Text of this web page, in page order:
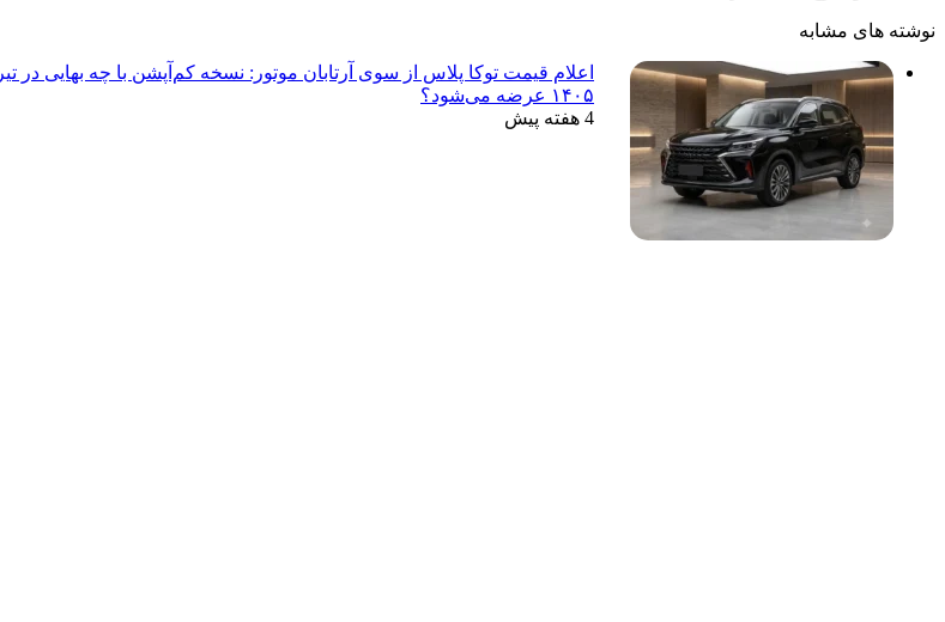
نوشته های مشابه
اعلام قیمت توکا پلاس از سوی آرتابان موتور: نسخه کم‌آپشن با چه بهایی در تیر
۱۴۰۵ عرضه می‌شود؟
4 هفته پیش